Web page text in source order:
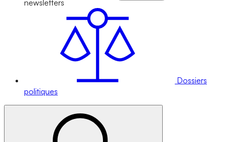
newsletters
Dossiers
politiques